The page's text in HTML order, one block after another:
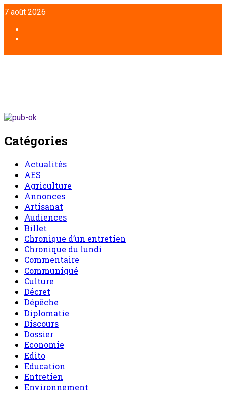
Aller
au
contenu
7 août 2026
Catégories
Actualités
AES
Agriculture
Annonces
Artisanat
Audiences
Billet
Chronique d’un entretien
Chronique du lundi
Commentaire
Communiqué
Culture
Décret
Dépêche
Diplomatie
Discours
Dossier
Economie
Edito
Education
Entretien
Environnement